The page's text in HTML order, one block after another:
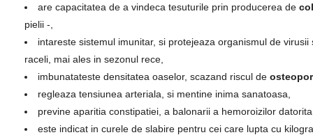
are capacitatea de a vindeca tesuturile prin producerea de
pielii -,
intareste sistemul imunitar, si protejeaza organismul de
raceli, mai ales in sezonul rece,
imbunatateste densitatea oaselor, scazand riscul de
regleaza tensiunea arteriala, si mentine inima sanatoasa,
previne aparitia constipatiei, a balonarii a hemoroizilor
este indicat in curele de slabire pentru cei care lupta cu